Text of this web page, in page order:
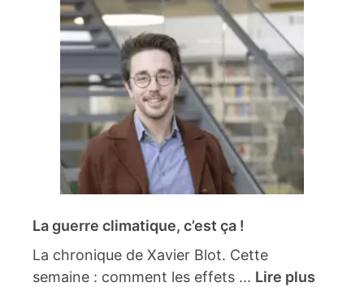
La guerre climatique, c’est ça !
La chronique de Xavier Blot. Cette
semaine : comment les effets ... Lire plus